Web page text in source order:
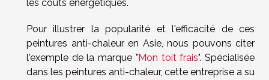
les coûts énergétiques.
Pour illustrer la popularité et l'efficacité de ces
peintures anti-chaleur en Asie, nous pouvons citer
l'exemple de la marque " Mon toit frais". Spécialisée
dans les peintures anti-chaleur, cette entreprise a su